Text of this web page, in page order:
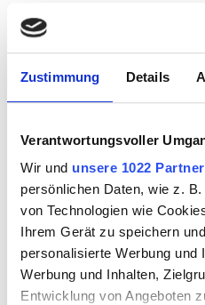
Zustimmung Details
Verantwortungsvoller
Wir und unsere 1022 Partner
persönlichen Daten, wie z.
von Technologien wie
Ihrem Gerät zu speichern
personalisierte Werbung und
Werbung und Inhalten,
Entwicklung von Angeboten
Automatische
Lüftungsklappen in
2 Wänden, aktiviert